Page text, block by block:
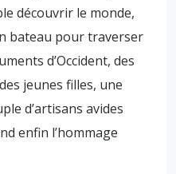
découvrir le monde,
bateau pour traverser
d’Occident, des
jeunes filles, une
d’artisans avides
enfin l’hommage